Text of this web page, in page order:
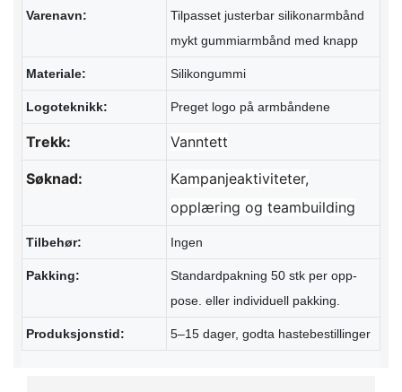
Varenavn:
Tilpasset justerbar silikonarmbånd
mykt gummiarmbånd med knapp
Materiale: Silikongummi
Logoteknikk: Preget logo på armbåndene
Trekk: Vanntett
Søknad:
Kampanjeaktiviteter,
opplæring og teambuilding
Tilbehør: Ingen
Pakking:
Standardpakning 50 stk per opp-
pose. eller individuell pakking.
Produksjonstid: 5–15 dager, godta hastebestillinger